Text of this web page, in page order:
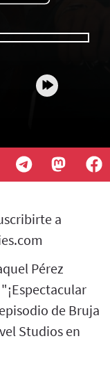
a
Pérez
de Bruja
Studios en